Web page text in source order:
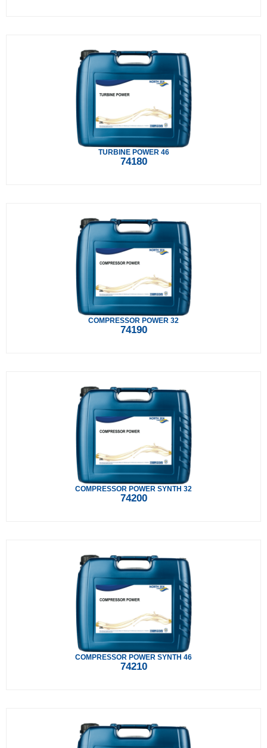
TURBINE POWER 46
74180
COMPRESSOR POWER 32
74190
COMPRESSOR POWER SYNTH 32
74200
COMPRESSOR POWER SYNTH 46
74210